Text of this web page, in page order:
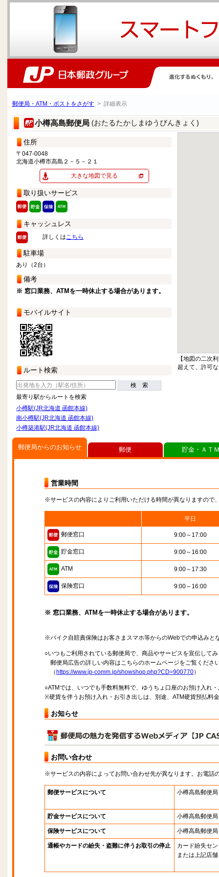
郵便局・ATM・ポストをさがす > 詳細表示
小樽高島郵便局 (おたるたかしまゆうびんきょく)
住所
〒047-0048
北海道小樽市高島２－５－２１
大きな地図で見る
取り扱いサービス
キャッシュレス
詳しくはこちら
駐車場
あり（2台）
備考
※ 窓口業務、ATMを一時休止する場合があります。
モバイルサイト
ルート検索
検 索
最寄り駅からルートを検索
小樽駅(JR北海道 函館本線)
南小樽駅(JR北海道 函館本線)
小樽築港駅(JR北海道 函館本線)
【地図の二次
超えて、許可
郵便局からのお知らせ
営業時間
※サービスの内容によりご利用いただける時間が異なりますので
平日
郵便窓口 9:00～17:00
貯金窓口 9:00～16:00
ATM 9:00～17:30
保険窓口 9:00～16:00
※ 窓口業務、ATMを一時休止する場合があります。
※バイク自賠責保険はお客さまスマホ等からのWebでの申込みと
○いつもご利用されている郵便局で、商品やサービスを宣伝して
郵便局広告の詳しい内容はこちらのホームページをご覧くださ
（ https://www.jp-comm.jp/showshop.php?CD=900770）
○ATMでは、いつでも手数料無料で、ゆうちょ口座のお預け入れ
※硬貨を伴うお預け入れ・お引き出しは、別途、ATM硬貨預払料
お知らせ
お問い合わせ
※サービスの内容によってお問い合わせ先が異なります。お電話
郵便サービスについて 小樽高島郵便局
貯金サービスについて 小樽高島郵便局
保険サービスについて 小樽高島郵便局
通帳やカードの紛失・盗難に伴うお取引の停止
カード紛失セ
または上記店舗
郵便 貯金・ＡＴ